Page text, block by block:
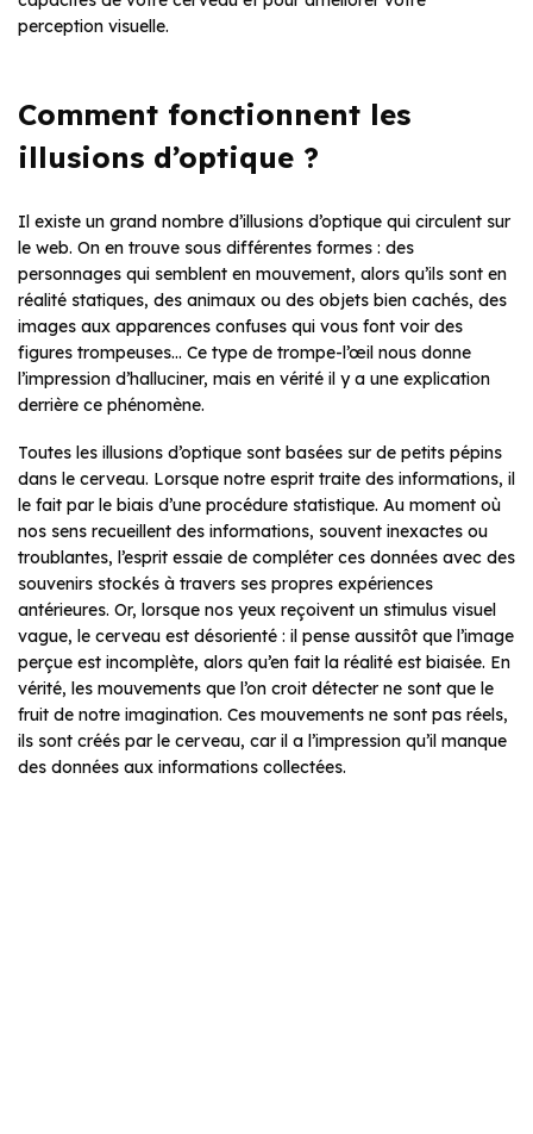
perception visuelle.
Comment fonctionnent les
illusions d’optique ?
Il existe un grand nombre d’illusions d’optique qui circulent sur
le web. On en trouve sous différentes formes : des
personnages qui semblent en mouvement, alors qu’ils sont en
réalité statiques, des animaux ou des objets bien cachés, des
images aux apparences confuses qui vous font voir des
figures trompeuses… Ce type de trompe-l’œil nous donne
l’impression d’halluciner, mais en vérité il y a une explication
derrière ce phénomène.
Toutes les illusions d’optique sont basées sur de petits pépins
dans le cerveau. Lorsque notre esprit traite des informations, il
le fait par le biais d’une procédure statistique. Au moment où
nos sens recueillent des informations, souvent inexactes ou
troublantes, l’esprit essaie de compléter ces données avec des
souvenirs stockés à travers ses propres expériences
antérieures. Or, lorsque nos yeux reçoivent un stimulus visuel
vague, le cerveau est désorienté : il pense aussitôt que l’image
perçue est incomplète, alors qu’en fait la réalité est biaisée. En
vérité, les mouvements que l’on croit détecter ne sont que le
fruit de notre imagination. Ces mouvements ne sont pas réels,
ils sont créés par le cerveau, car il a l’impression qu’il manque
des données aux informations collectées.